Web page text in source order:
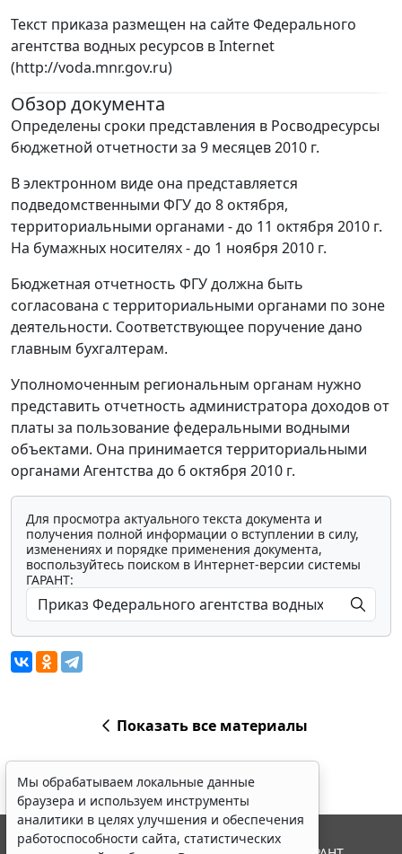
Текст приказа размещен на сайте Федерального
агентства водных ресурсов в Internet
(http://voda.mnr.gov.ru)
Обзор документа
Определены сроки представления в Росводресурсы
бюджетной отчетности за 9 месяцев 2010 г.
В электронном виде она представляется
подведомственными ФГУ до 8 октября,
территориальными органами - до 11 октября 2010 г.
На бумажных носителях - до 1 ноября 2010 г.
Бюджетная отчетность ФГУ должна быть
согласована с территориальными органами по зоне
деятельности. Соответствующее поручение дано
главным бухгалтерам.
Уполномоченным региональным органам нужно
представить отчетность администратора доходов от
платы за пользование федеральными водными
объектами. Она принимается территориальными
органами Агентства до 6 октября 2010 г.
Для просмотра актуального текста документа и
получения полной информации о вступлении в силу,
изменениях и порядке применения документа,
воспользуйтесь поиском в Интернет-версии системы
ГАРАНТ:
Показать все материалы
Мы обрабатываем локальные данные
браузера и используем инструменты
аналитики в целях улучшения и обеспечения
работоспособности сайта, статистических